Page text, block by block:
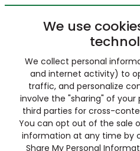
We use
We collect personal
and internet activity) to
traffic, and personalize
involve the "sharing" of
third parties for cross-
You can opt out of the sale
information at any time by
Share My Personal